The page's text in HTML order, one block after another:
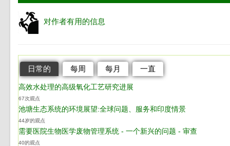
对作者有用的信息
日常的 每周 每月 一直
高效水处理的高级氧化工艺研究进展
67次观点
池塘生态系统的环境展望:全球问题、服务和印度情景
44岁的观点
需要医院生物医学废物管理系统 - 一个新兴的问题 - 审查
40的观点